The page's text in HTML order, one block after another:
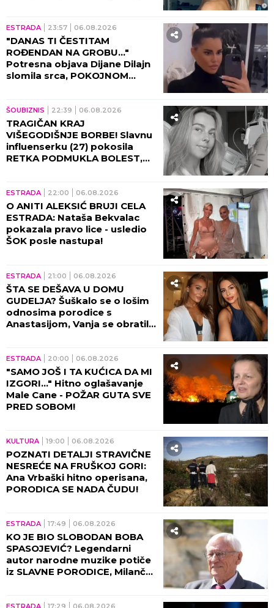
ESTRADA 23:57 06.08.2026
"DANAS TI ČESTITAM
ROĐENDAN NA GROBU..."
Potresna objava Dijane Dilajn
slomila srca, POKOJNOM
ŠOUBIZNIS 22:39 06.08.2026
TRAGIČAN KRAJ
VIŠEGODIŠNJE BORBE! Slavnu
influenserku (27) pokosila
RETKA PODMUKLA BOLEST,
ESTRADA 22:00 06.08.2026
O ANITI ALEKSIĆ BRUJI CELA
ESTRADA: Nataša Bekvalac
pokazala pravo lice - usledio
ŠOK posle nastupa!
ESTRADA 21:00 06.08.2026
ŠTA SE DEŠAVA U DOMU
GUDELJA? Šuškalo se o lošim
odnosima porodice s
Anastasijom, Vanja se obratila
ESTRADA 20:00 06.08.2026
"SAMO JOŠ I TA KUĆICA DA MI
IZGORI..." Hitno oglašavanje
Male Cane - POŽAR GUTA SVE
PRED SOBOM!
KULTURA 19:00 06.08.2026
POZNATI DETALJI STRAVIČNE
NESREĆE NA FRUŠKOJ GORI:
Ana Vrbaški hitno operisana,
PORODICA SE NADA ČUDU!
ESTRADA 17:49 06.08.2026
KO JE BIO SLOBODAN BOBA
SPASOJEVIĆ? Legendarni
autor narodne muzike potiče
iz SLAVNE PORODICE, Milanče
ESTRADA 17:29 06.08.2026